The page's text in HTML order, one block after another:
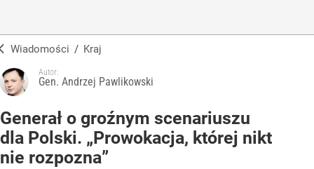
Wiadomości / Kraj
Autor:
Gen. Andrzej Pawlikowski
Generał o groźnym scenariuszu
dla Polski. „Prowokacja, której nikt
nie rozpozna”